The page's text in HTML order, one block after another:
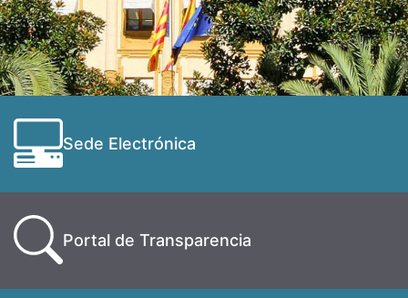
Sede Electrónica
Portal de Transparencia